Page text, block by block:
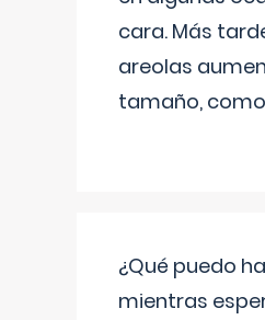
cara. Más
areolas
tamaño,
¿Qué puedo
mientras